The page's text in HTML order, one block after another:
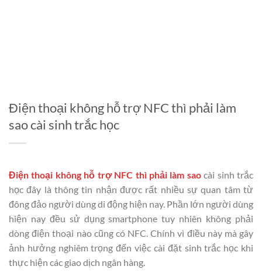
Điện thoại không hỗ trợ NFC thì phải làm
sao cài sinh trắc học
Điện thoại không hỗ trợ NFC thì phải làm saocài sinh trắc
học đây là thông tin nhận được rất nhiều sự quan tâm từ
đông đảo người dùng di động hiện nay. Phần lớn người dùng
hiện nay đều sử dụng smartphone tuy nhiên không phải
dòng điện thoại nào cũng có NFC. Chính vì điều này mà gây
ảnh hưởng nghiêm trọng đến việc cài đặt sinh trắc học khi
thực hiện các giao dịch ngân hàng.